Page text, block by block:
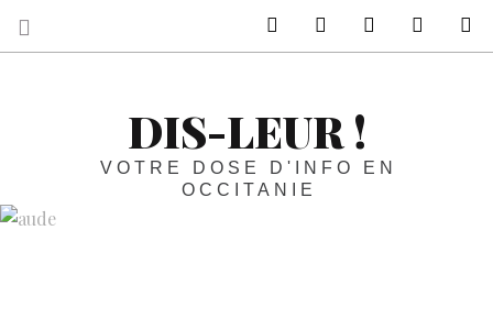
DIS-LEUR !
VOTRE DOSE D'INFO EN
OCCITANIE